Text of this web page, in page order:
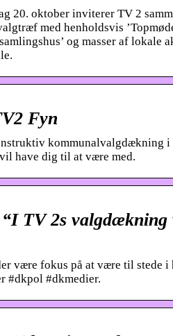
20. oktober inviterer TV 2
med henholdsvis
og masser af lokale
Fyn
kommunalvalgdækning i
have dig til at være med.
TV 2s valgdækning
være fokus på at være til stede i
#dkpol #dkmedier.